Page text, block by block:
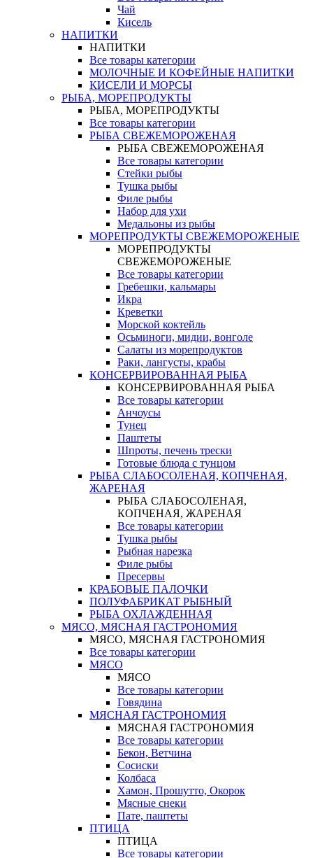
Чай
Кисель
НАПИТКИ
НАПИТКИ
Все товары категории
МОЛОЧНЫЕ И КОФЕЙНЫЕ НАПИТКИ
КИСЕЛИ И МОРСЫ
РЫБА, МОРЕПРОДУКТЫ
РЫБА, МОРЕПРОДУКТЫ
Все товары категории
РЫБА СВЕЖЕМОРОЖЕНАЯ
РЫБА СВЕЖЕМОРОЖЕНАЯ
Все товары категории
Стейки рыбы
Тушка рыбы
Филе рыбы
Набор для ухи
Медальоны из рыбы
МОРЕПРОДУКТЫ СВЕЖЕМОРОЖЕНЫЕ
МОРЕПРОДУКТЫ
СВЕЖЕМОРОЖЕНЫЕ
Все товары категории
Гребешки, кальмары
Икра
Креветки
Морской коктейль
Осьминоги, мидии, вонголе
Салаты из морепродуктов
Раки, лангусты, крабы
КОНСЕРВИРОВАННАЯ РЫБА
КОНСЕРВИРОВАННАЯ РЫБА
Все товары категории
Анчоусы
Тунец
Паштеты
Шпроты, печень трески
Готовые блюда с тунцом
РЫБА СЛАБОСОЛЕНАЯ, КОПЧЕНАЯ,
ЖАРЕНАЯ
РЫБА СЛАБОСОЛЕНАЯ,
КОПЧЕНАЯ, ЖАРЕНАЯ
Все товары категории
Тушка рыбы
Рыбная нарезка
Филе рыбы
Пресервы
КРАБОВЫЕ ПАЛОЧКИ
ПОЛУФАБРИКАТ РЫБНЫЙ
РЫБА ОХЛАЖДЕННАЯ
МЯСО, МЯСНАЯ ГАСТРОНОМИЯ
МЯСО, МЯСНАЯ ГАСТРОНОМИЯ
Все товары категории
МЯСО
МЯСО
Все товары категории
Говядина
МЯСНАЯ ГАСТРОНОМИЯ
МЯСНАЯ ГАСТРОНОМИЯ
Все товары категории
Бекон, Ветчина
Сосиски
Колбаса
Хамон, Прошутто, Окорок
Мясные снеки
Пате, паштеты
ПТИЦА
ПТИЦА
Все товары категории